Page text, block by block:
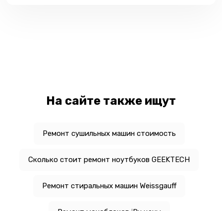
На сайте также ищут
Ремонт сушильных машин стоимость
Сколько стоит ремонт ноутбуков GEEKTECH
Ремонт стиральных машин Weissgauff